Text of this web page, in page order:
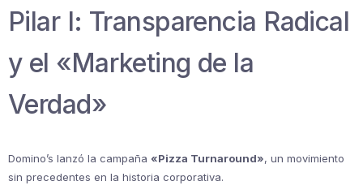
Pilar I: Transparencia Radical
y el «Marketing de la
Verdad»
Domino’s lanzó la campaña «Pizza Turnaround», un movimiento
sin precedentes en la historia corporativa.